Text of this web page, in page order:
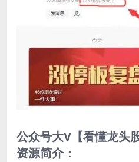
公众号大V【看懂龙头
资源简介：